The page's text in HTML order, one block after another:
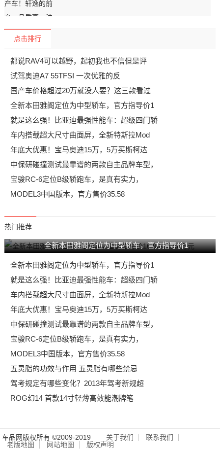
点击排行
都说RAV4可以越野，起初我也不信但是评
试驾奥迪A7 55TFSI 一次优雅的反
国产车价格超过20万就没人要？这三款看过
全新本田雅阁定位为中型轿车，官方指导价1
就是这么强！比亚迪最强性能车：超级四门轿
车内搭载超大尺寸曲面屏，全新特斯拉Mod
年底大优惠！宝马奥迪15万，5万买斯柯达
中保研碰撞测试最靠谱的两款自主品牌车型，
宝骏RC-6定位B级轿跑车，是真有实力，
MODEL3中国版本，官方售价35.58
热门推荐
全新本田雅阁定位为中型轿车，官方指导价1
全新本田雅阁定位为中型轿车，官方指导价1
就是这么强！比亚迪最强性能车：超级四门轿
车内搭载超大尺寸曲面屏，全新特斯拉Mod
年底大优惠！宝马奥迪15万，5万买斯柯达
中保研碰撞测试最靠谱的两款自主品牌车型，
宝骏RC-6定位B级轿跑车，是真有实力，
MODEL3中国版本，官方售价35.58
五灵脂的功效与作用 五灵脂有哪些禁忌
驾考规定有哪些变化？2013年驾考新规超
ROG幻14 首款14寸轻薄高效能潮牌笔
车品网版权所有 ©2009-2019 关于我们
联系我们
老版地图
网站地图 版权声明